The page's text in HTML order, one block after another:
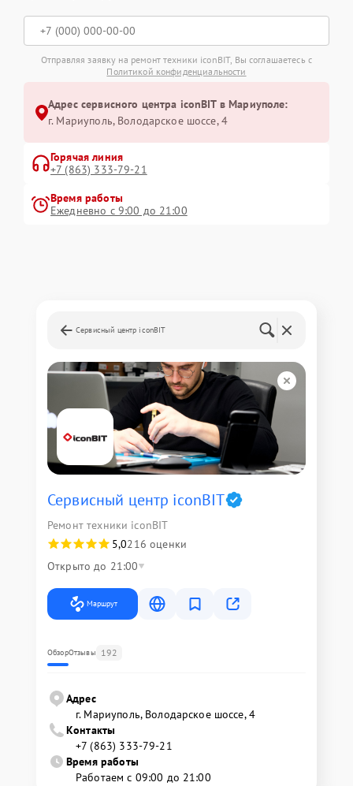
Отправляя заявку на ремонт техники iconBIT, Вы соглашаетесь с
Политикой конфиденциальности
Адрес сервисного центра iconBIT в Мариуполе:
г. Мариуполь, Володарское шоссе, 4
Горячая линия
+7 (863) 333-79-21
Время работы
Ежедневно с 9:00 до 21:00
Сервисный центр iconBIT
Сервисный центр iconBIT
Ремонт техники iconBIT
5,0216 оценки
Открыто до 21:00
Маршрут
ОбзорОтзывы 192
Адрес
г. Мариуполь, Володарское шоссе, 4
Контакты
+7 (863) 333-79-21
Время работы
Работаем с 09:00 до 21:00